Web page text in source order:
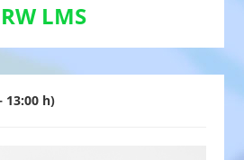
LMS
13:00 h)